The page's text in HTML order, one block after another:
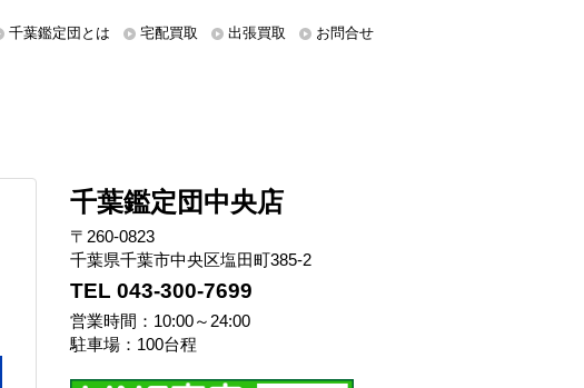
千葉鑑定団とは 宅配買取 出張買取 お問合せ
千葉鑑定団中央店
〒260-0823
千葉県千葉市中央区塩田町385-2
TEL 043-300-7699
営業時間：10:00～24:00
駐車場：100台程